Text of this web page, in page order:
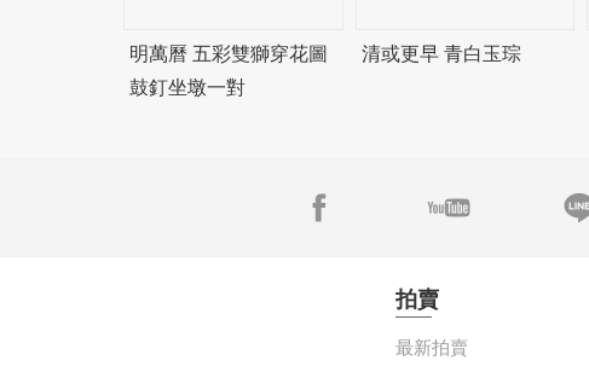
明萬曆 五彩雙獅穿花圖
鼓釘坐墩一對
清或更早 青白玉琮
拍賣
最新拍賣